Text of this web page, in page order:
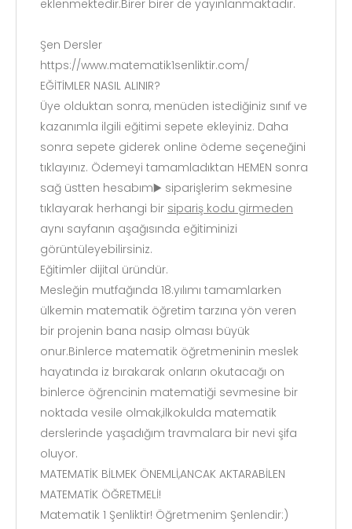
eklenmektedir.Birer birer de yayınlanmaktadır.
Şen Dersler
https://www.matematik1senliktir.com/
EĞİTİMLER NASIL ALINIR?
Üye olduktan sonra, menüden istediğiniz sınıf ve
kazanımla ilgili eğitimi sepete ekleyiniz. Daha
sonra sepete giderek online ödeme seçeneğini
tıklayınız. Ödemeyi tamamladıktan HEMEN sonra
sağ üstten hesabım▶️ siparişlerim sekmesine
tıklayarak herhangi bir sipariş kodu girmeden
aynı sayfanın aşağısında eğitiminizi
görüntüleyebilirsiniz.
Eğitimler dijital üründür.
Mesleğin mutfağında 18.yılımı tamamlarken
ülkemin matematik öğretim tarzına yön veren
bir projenin bana nasip olması büyük
onur.Binlerce matematik öğretmeninin meslek
hayatında iz bırakarak onların okutacağı on
binlerce öğrencinin matematiği sevmesine bir
noktada vesile olmak,ilkokulda matematik
derslerinde yaşadığım travmalara bir nevi şifa
oluyor.
MATEMATİK BİLMEK ÖNEMLİ,ANCAK AKTARABİLEN
MATEMATİK ÖĞRETMELİ!
Matematik 1 Şenliktir! Öğretmenim Şenlendir:)